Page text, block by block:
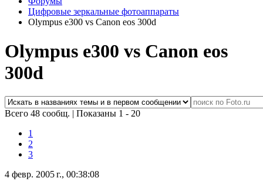
Цифровые зеркальные фотоаппараты
Olympus e300 vs Canon eos 300d
Olympus e300 vs Canon eos
300d
Всего 48 сообщ. | Показаны 1 - 20
1
2
3
4 февр. 2005 г., 00:38:08